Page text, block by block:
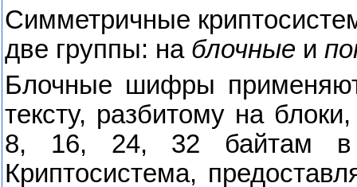
Симметричные
две группы: на блочные и
Блочные шифры
тексту, разбитому на
8, 16, 24, 32 байтам в
Криптосистема,